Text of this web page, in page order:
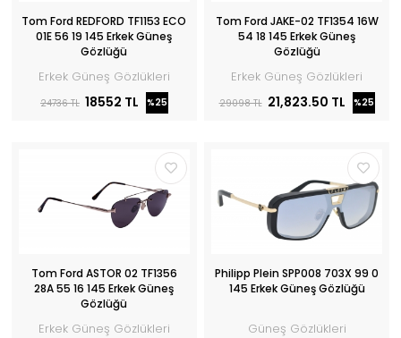
Tom Ford REDFORD TF1153 ECO
01E 56 19 145 Erkek Güneş
Gözlüğü
Erkek Güneş Gözlükleri
24736 TL 18552 TL %25
Tom Ford JAKE-02 TF1354 16W
54 18 145 Erkek Güneş
Gözlüğü
Erkek Güneş Gözlükleri
29098 TL 21,823.50 TL %25
Tom Ford ASTOR 02 TF1356
28A 55 16 145 Erkek Güneş
Gözlüğü
Erkek Güneş Gözlükleri
Philipp Plein SPP008 703X 99 0
145 Erkek Güneş Gözlüğü
Güneş Gözlükleri